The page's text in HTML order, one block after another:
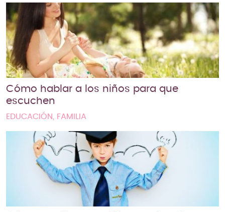
Cómo hablar a los niños para que
escuchen
EDUCACIÓN, FAMILIA